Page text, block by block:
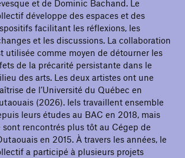
et de Dominic Bachand. Le
développe des espaces et des
facilitant les réflexions, les
et les discussions. La collaboration
utilisée comme moyen de détourner les
de la précarité persistante dans le
des arts. Les deux artistes ont une
de l’Université du Québec en
(2026). Iels travaillent ensemble
leurs études au BAC en 2018, mais
sont rencontrés plus tôt au Cégep de
en 2015. À travers les années, le
a participé à plusieurs projets